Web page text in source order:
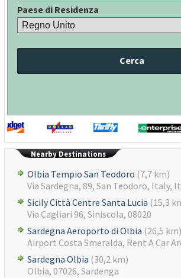
Paese di Residenza
Cerca
Nearby Destinations
Olbia Tempio San Teodoro (7,7 km)
Via Sardegna, 89, San Teodoro, Italy,
Sicily Città Centre Santa Lucia (15,3
Via Cagliari 96, Siniscola, 08020
Sardegna Aeroporto di Olbia (26,5 km)
Airport Costa Smeralda, Rent A Car
Sardegna Olbia (30,2 km)
Olbia, 07026, Sardenga